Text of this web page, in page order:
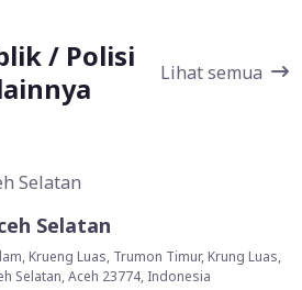
/ Polisi
Lihat semua
Selatan
Krueng Luas, Trumon Timur, Krung Luas,
Selatan, Aceh 23774, Indonesia